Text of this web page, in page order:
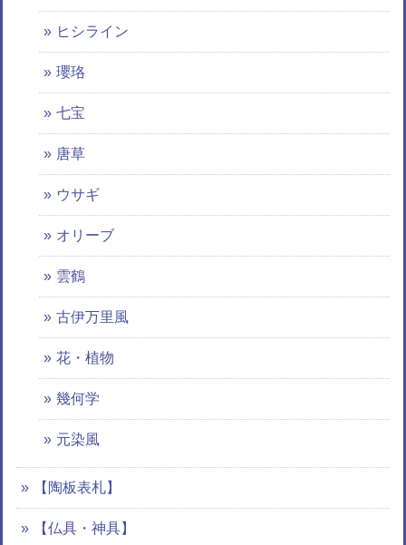
ヒシライン
瓔珞
七宝
唐草
ウサギ
オリーブ
雲鶴
古伊万里風
花・植物
幾何学
元染風
【陶板表札】
【仏具・神具】